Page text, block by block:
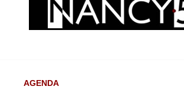
AGENDA